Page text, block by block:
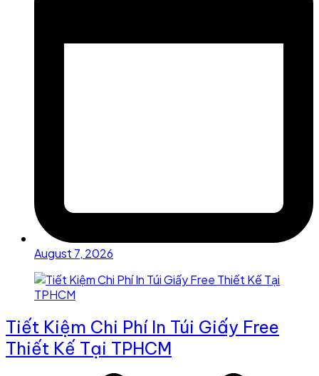
August 7, 2026
Tiết Kiệm Chi Phí In Túi Giấy Free
Thiết Kế Tại TPHCM